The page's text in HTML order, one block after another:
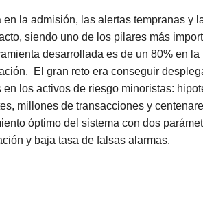
la admisión, las alertas tempranas y
siendo uno de los pilares más
desarrollada es de un 80% en la
El gran reto era conseguir
los activos de riesgo minoristas:
millones de transacciones y
óptimo del sistema con dos
y baja tasa de falsas alarmas.